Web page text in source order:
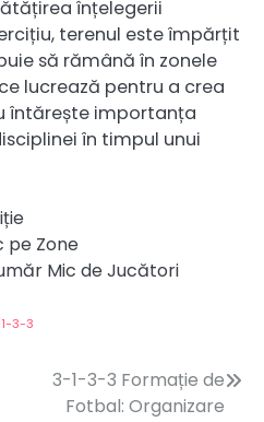
înțelegerii
terenul este împărțit
să rămână în zonele
lucrează pentru a crea
întărește importanța
în timpul unui
pe Zone
Mic de Jucători
1-3-3
3-1-3-3 Formație de
Fotbal: Organizare